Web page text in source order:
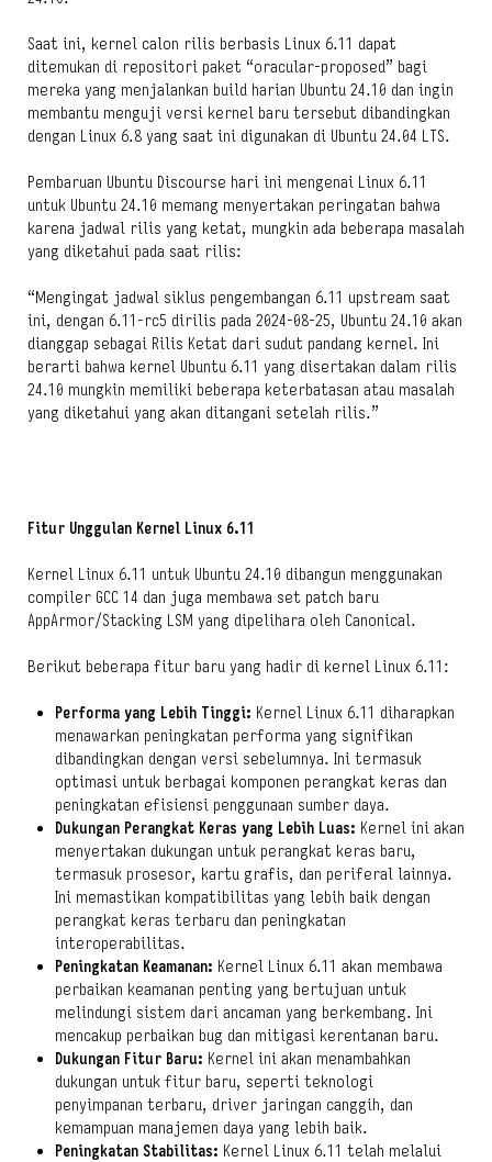
Saat ini, kernel calon rilis berbasis Linux 6.11 dapat
ditemukan di repositori paket “oracular-proposed” bagi
mereka yang menjalankan build harian Ubuntu 24.10 dan ingin
membantu menguji versi kernel baru tersebut dibandingkan
dengan Linux 6.8 yang saat ini digunakan di Ubuntu 24.04 LTS.
Pembaruan Ubuntu Discourse hari ini mengenai Linux 6.11
untuk Ubuntu 24.10 memang menyertakan peringatan bahwa
karena jadwal rilis yang ketat, mungkin ada beberapa masalah
yang diketahui pada saat rilis:
“Mengingat jadwal siklus pengembangan 6.11 upstream saat
ini, dengan 6.11-rc5 dirilis pada 2024-08-25, Ubuntu 24.10 akan
dianggap sebagai Rilis Ketat dari sudut pandang kernel. Ini
berarti bahwa kernel Ubuntu 6.11 yang disertakan dalam rilis
24.10 mungkin memiliki beberapa keterbatasan atau masalah
yang diketahui yang akan ditangani setelah rilis.”
Fitur Unggulan Kernel Linux 6.11
Kernel Linux 6.11 untuk Ubuntu 24.10 dibangun menggunakan
compiler GCC 14 dan juga membawa set patch baru
AppArmor/Stacking LSM yang dipelihara oleh Canonical.
Berikut beberapa fitur baru yang hadir di kernel Linux 6.11:
Performa yang Lebih Tinggi: Kernel Linux 6.11 diharapkan
menawarkan peningkatan performa yang signifikan
dibandingkan dengan versi sebelumnya. Ini termasuk
optimasi untuk berbagai komponen perangkat keras dan
peningkatan efisiensi penggunaan sumber daya.
Dukungan Perangkat Keras yang Lebih Luas: Kernel ini akan
menyertakan dukungan untuk perangkat keras baru,
termasuk prosesor, kartu grafis, dan periferal lainnya.
Ini memastikan kompatibilitas yang lebih baik dengan
perangkat keras terbaru dan peningkatan
interoperabilitas.
Peningkatan Keamanan: Kernel Linux 6.11 akan membawa
perbaikan keamanan penting yang bertujuan untuk
melindungi sistem dari ancaman yang berkembang. Ini
mencakup perbaikan bug dan mitigasi kerentanan baru.
Dukungan Fitur Baru: Kernel ini akan menambahkan
dukungan untuk fitur baru, seperti teknologi
penyimpanan terbaru, driver jaringan canggih, dan
kemampuan manajemen daya yang lebih baik.
Peningkatan Stabilitas: Kernel Linux 6.11 telah melalui